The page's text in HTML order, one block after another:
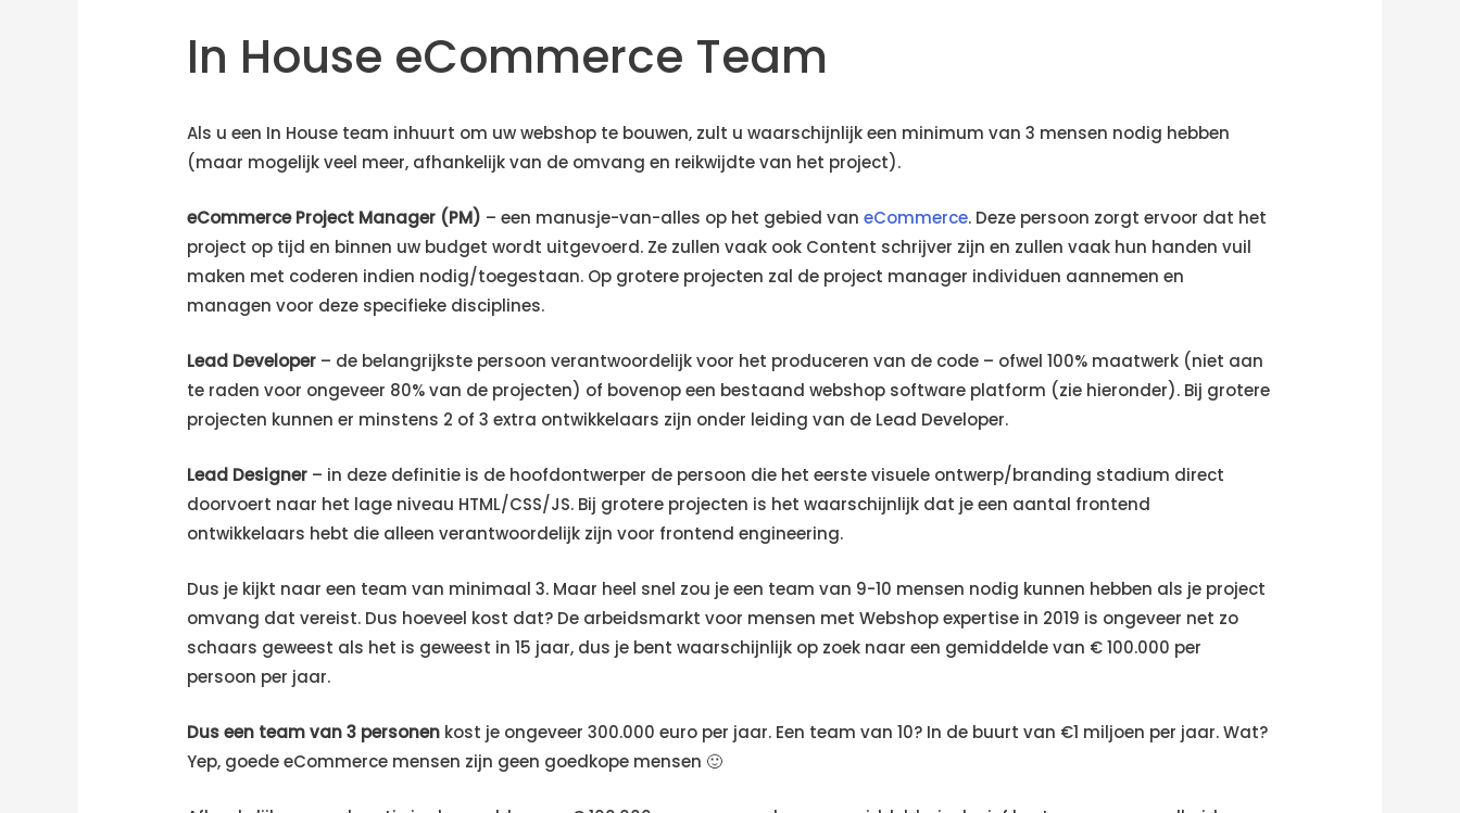
In House eCommerce Team
Als u een In House team inhuurt om uw webshop te bouwen, zult u waarschijnlijk een minimum van 3 mensen nodig hebben
(maar mogelijk veel meer, afhankelijk van de omvang en reikwijdte van het project).
eCommerce Project Manager (PM) – een manusje-van-alles op het gebied vaneCommerce. Deze persoon zorgt ervoor dat het
project op tijd en binnen uw budget wordt uitgevoerd. Ze zullen vaak ook Content schrijver zijn en zullen vaak hun handen vuil
maken met coderen indien nodig/toegestaan. Op grotere projecten zal de project manager individuen aannemen en
managen voor deze specifieke disciplines.
Lead Developer – de belangrijkste persoon verantwoordelijk voor het produceren van de code – ofwel 100% maatwerk (niet aan
te raden voor ongeveer 80% van de projecten) of bovenop een bestaand webshop software platform (zie hieronder). Bij grotere
projecten kunnen er minstens 2 of 3 extra ontwikkelaars zijn onder leiding van de Lead Developer.
Lead Designer – in deze definitie is de hoofdontwerper de persoon die het eerste visuele ontwerp/branding stadium direct
doorvoert naar het lage niveau HTML/CSS/JS. Bij grotere projecten is het waarschijnlijk dat je een aantal frontend
ontwikkelaars hebt die alleen verantwoordelijk zijn voor frontend engineering.
Dus je kijkt naar een team van minimaal 3. Maar heel snel zou je een team van 9-10 mensen nodig kunnen hebben als je project
omvang dat vereist. Dus hoeveel kost dat? De arbeidsmarkt voor mensen met Webshop expertise in 2019 is ongeveer net zo
schaars geweest als het is geweest in 15 jaar, dus je bent waarschijnlijk op zoek naar een gemiddelde van € 100.000 per
persoon per jaar.
Dus een team van 3 personen kost je ongeveer 300.000 euro per jaar. Een team van 10? In de buurt van €1 miljoen per jaar. Wat?
Yep, goede eCommerce mensen zijn geen goedkope mensen 🙂